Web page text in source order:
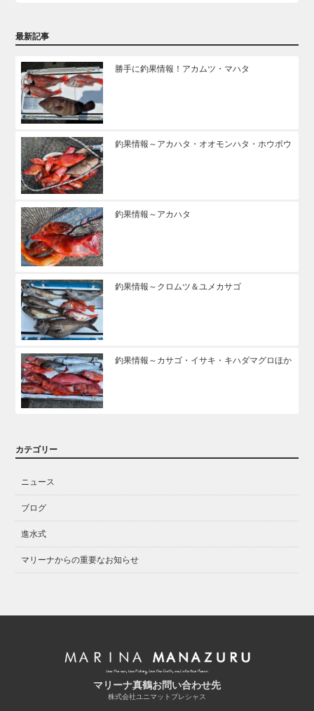
最新記事
勝手に釣果情報！アカムツ・マハタ
釣果情報～アカハタ・オオモンハタ・ホウボウ
釣果情報～アカハタ
釣果情報～クロムツ＆ユメカサゴ
釣果情報～カサゴ・イサキ・キハダマグロほか
カテゴリー
ニュース
ブログ
進水式
マリーナからの重要なお知らせ
マリーナ真鶴お問い合わせ先
株式会社ユニマットプレシャス